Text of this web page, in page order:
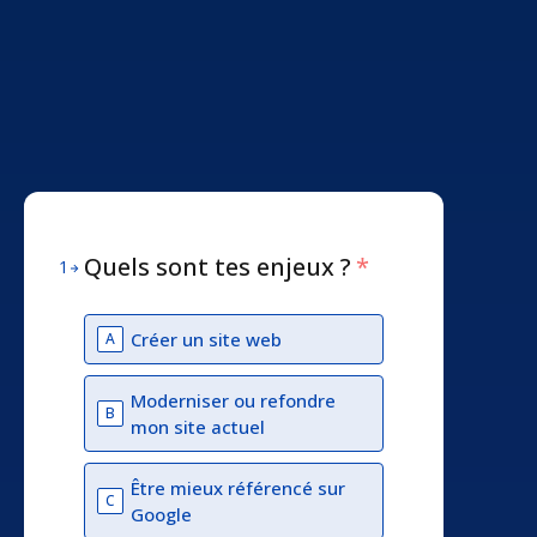
1 Quels sont tes enjeux ? *
A Créer un site web
B
Moderniser ou refondre
mon site actuel
C
Être mieux référencé sur
Google